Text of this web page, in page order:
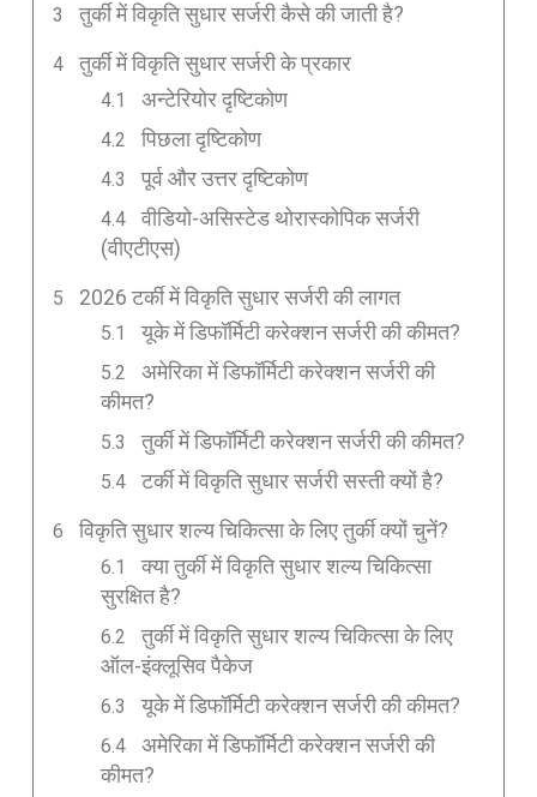
तुर्की में विकृति सुधार सर्जरी कैसे की जाती है?
तुर्की में विकृति सुधार सर्जरी के प्रकार
अन्टेरियोर दृष्टिकोण
पिछला दृष्टिकोण
पूर्व और उत्तर दृष्टिकोण
वीडियो-असिस्टेड थोरास्कोपिक सर्जरी
(वीएटीएस)
2026 टर्की में विकृति सुधार सर्जरी की लागत
यूके में डिफॉर्मिटी करेक्शन सर्जरी की कीमत?
अमेरिका में डिफॉर्मिटी करेक्शन सर्जरी की
कीमत?
तुर्की में डिफॉर्मिटी करेक्शन सर्जरी की कीमत?
टर्की में विकृति सुधार सर्जरी सस्ती क्यों है?
विकृति सुधार शल्य चिकित्सा के लिए तुर्की क्यों चुनें?
क्या तुर्की में विकृति सुधार शल्य चिकित्सा
सुरक्षित है?
तुर्की में विकृति सुधार शल्य चिकित्सा के लिए
ऑल-इंक्लूसिव पैकेज
यूके में डिफॉर्मिटी करेक्शन सर्जरी की कीमत?
अमेरिका में डिफॉर्मिटी करेक्शन सर्जरी की
कीमत?